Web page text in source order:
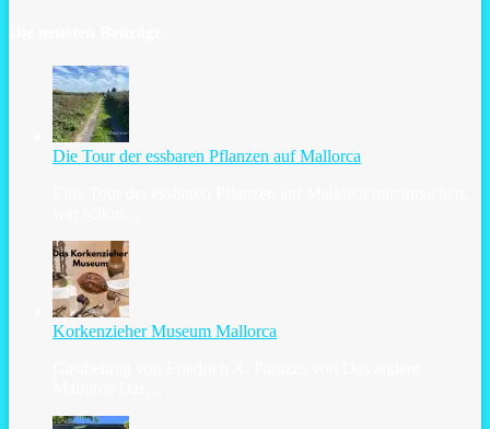
Die Tour der essbaren Pflanzen auf Mallorca
Korkenzieher Museum Mallorca